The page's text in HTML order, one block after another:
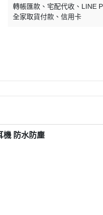
轉帳匯款
宅配代收 LINE
全家取貨付款
信用卡
機 防水防塵